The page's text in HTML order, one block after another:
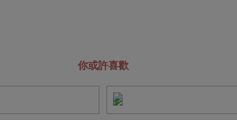
你或許喜歡